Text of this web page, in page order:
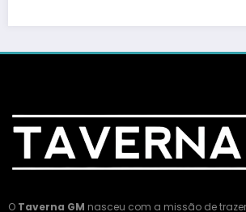
O Taverna GM nasceu com a missão de